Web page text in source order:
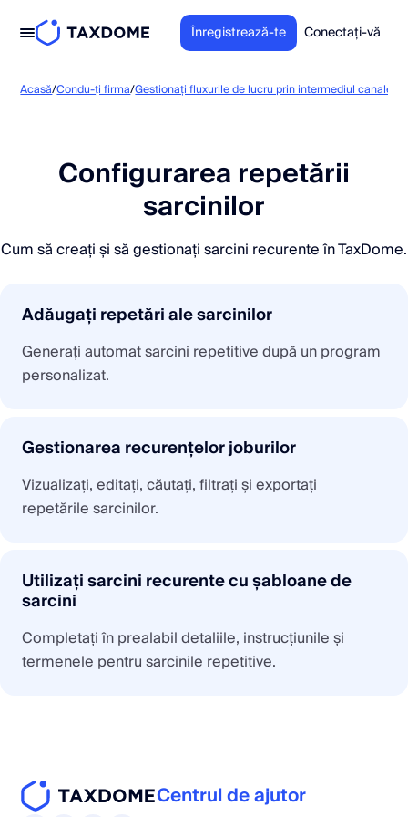
Înregistrează-te Conectați-vă
Acasă/Condu-ți firma/Gestionați fluxurile de lucru prin intermediul canalelor
Configurarea repetării
sarcinilor
Cum să creați și să gestionați sarcini recurente în TaxDome.
Adăugați repetări ale sarcinilor
Generați automat sarcini repetitive după un program
personalizat.
Gestionarea recurențelor joburilor
Vizualizați, editați, căutați, filtrați și exportați
repetările sarcinilor.
Utilizați sarcini recurente cu șabloane de
sarcini
Completați în prealabil detaliile, instrucțiunile și
termenele pentru sarcinile repetitive.
Centrul de ajutor